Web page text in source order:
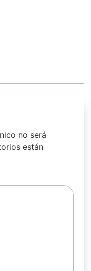
no será
están